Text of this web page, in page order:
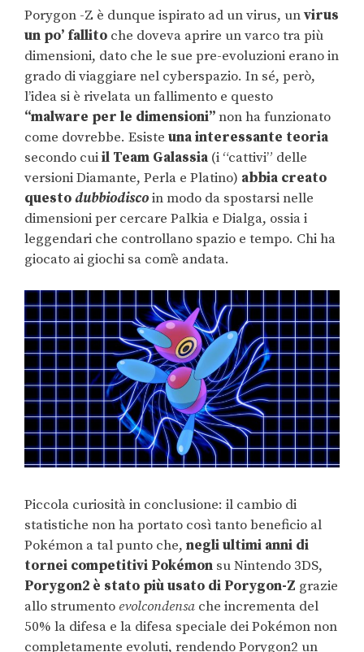
Porygon -Z è dunque ispirato ad un virus, unvirus
un po’ fallito che doveva aprire un varco tra più
dimensioni, dato che le sue pre-evoluzioni erano in
grado di viaggiare nel cyberspazio. In sé, però,
l’idea si è rivelata un fallimento e questo
“malware per le dimensioni”non ha funzionato
come dovrebbe. Esiste una interessante teoria
secondo cuiil Team Galassia (i “cattivi” delle
versioni Diamante, Perla e Platino) abbia creato
questodubbiodiscoin modo da spostarsi nelle
dimensioni per cercare Palkia e Dialga, ossia i
leggendari che controllano spazio e tempo. Chi ha
giocato ai giochi sa com’è andata.
Piccola curiosità in conclusione: il cambio di
statistiche non ha portato così tanto beneficio al
Pokémon a tal punto che, negli ultimi anni di
tornei competitivi Pokémon su Nintendo 3DS,
Porygon2 è stato più usato di Porygon-Z grazie
allo strumento evolcondensa che incrementa del
50% la difesa e la difesa speciale dei Pokémon non
completamente evoluti, rendendo Porygon2 un